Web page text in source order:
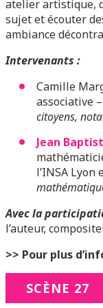
atelier artistique,
sujet et écouter
ambiance
Intervenants :
Camille
associative
citoyens,
Jean
l’INSA
Avec la
l’auteur,
>> Pour plus
SCÈNE 27